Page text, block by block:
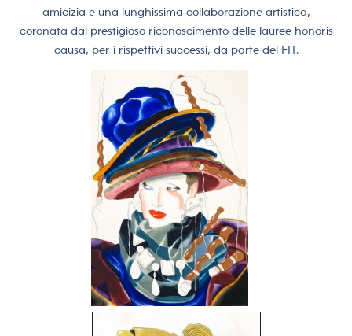
amicizia e una lunghissima collaborazione artistica,
coronata dal prestigioso riconoscimento delle lauree honoris
causa, per i rispettivi successi, da parte del FIT.